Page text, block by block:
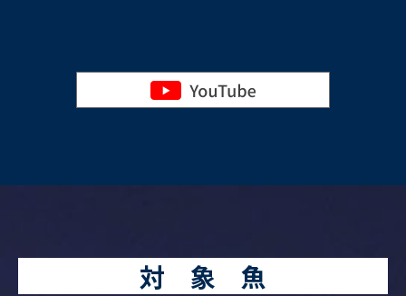
対 象 魚